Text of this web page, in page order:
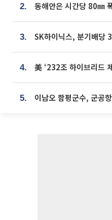
2.
3.
4.
5. 이남오 함평군수, 군공